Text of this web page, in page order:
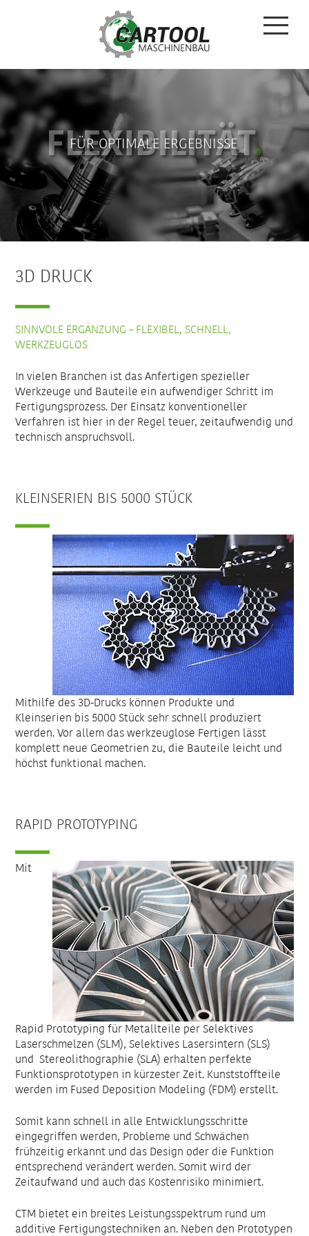
FLEXIBILITÄT.
FÜR OPTIMALE ERGEBNISSE.
3D DRUCK
SINNVOLE ERGÄNZUNG – FLEXIBEL, SCHNELL,
WERKZEUGLOS
In vielen Branchen ist das Anfertigen spezieller
Werkzeuge und Bauteile ein aufwendiger Schritt im
Fertigungsprozess. Der Einsatz konventioneller
Verfahren ist hier in der Regel teuer, zeitaufwendig und
technisch anspruchsvoll.
KLEINSERIEN BIS 5000 STÜCK
Mithilfe des 3D-Drucks können Produkte und
Kleinserien bis 5000 Stück sehr schnell produziert
werden. Vor allem das werkzeuglose Fertigen lässt
komplett neue Geometrien zu, die Bauteile leicht und
höchst funktional machen.
RAPID PROTOTYPING
Mit
Rapid Prototyping für Metallteile per Selektives
Laserschmelzen (SLM), Selektives Lasersintern (SLS)
und Stereolithographie (SLA) erhalten perfekte
Funktionsprototypen in kürzester Zeit. Kunststoffteile
werden im Fused Deposition Modeling (FDM) erstellt.
Somit kann schnell in alle Entwicklungsschritte
eingegriffen werden, Probleme und Schwächen
frühzeitig erkannt und das Design oder die Funktion
entsprechend verändert werden. Somit wird der
Zeitaufwand und auch das Kostenrisiko minimiert.
CTM bietet ein breites Leistungsspektrum rund um
additive Fertigungstechniken an. Neben den Prototypen